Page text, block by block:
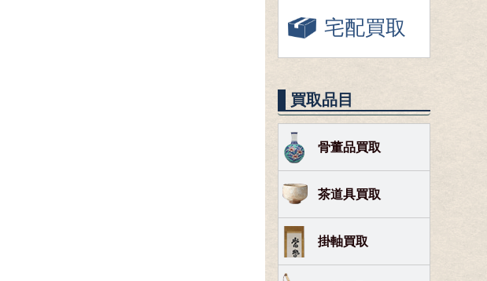
宅配買取
買取品目
骨董品買取
茶道具買取
掛軸買取